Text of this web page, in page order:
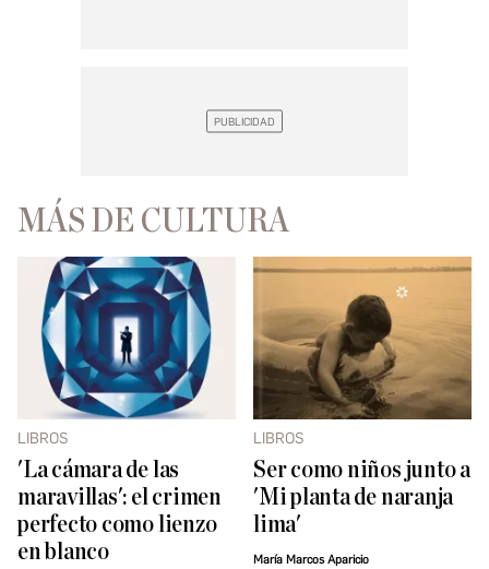
MÁS DE CULTURA
LIBROS
'La cámara de las
maravillas': el crimen
perfecto como lienzo
en blanco
LIBROS
Ser como niños junto a
'Mi planta de naranja
lima'
María Marcos Aparicio